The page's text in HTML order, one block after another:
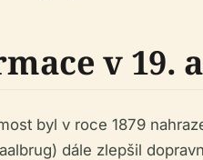
v 19.
byl v roce 1879
dále zlepšil